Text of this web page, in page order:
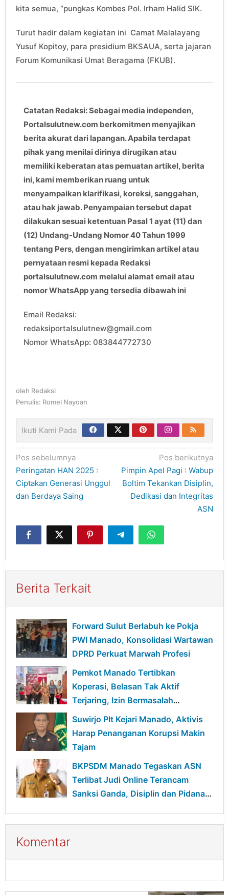
kita semua, “pungkas Kombes Pol. Irham Halid SIK.
Turut hadir dalam kegiatan ini Camat Malalayang
Yusuf Kopitoy, para presidium BKSAUA, serta jajaran
Forum Komunikasi Umat Beragama (FKUB).
Catatan Redaksi: Sebagai media independen,
Portalsulutnew.com berkomitmen menyajikan
berita akurat dari lapangan. Apabila terdapat
pihak yang menilai dirinya dirugikan atau
memiliki keberatan atas pemuatan artikel, berita
ini, kami memberikan ruang untuk
menyampaikan klarifikasi, koreksi, sanggahan,
atau hak jawab. Penyampaian tersebut dapat
dilakukan sesuai ketentuan Pasal 1 ayat (11) dan
(12) Undang-Undang Nomor 40 Tahun 1999
tentang Pers, dengan mengirimkan artikel atau
pernyataan resmi kepada Redaksi
portalsulutnew.com melalui alamat email atau
nomor WhatsApp yang tersedia dibawah ini
Email Redaksi:
redaksiportalsulutnew@gmail.com
Nomor WhatsApp: 083844772730
oleh Redaksi
Penulis: Romel Nayoan
Ikuti Kami Pada
Navigasi
pos
Pos sebelumnya
Peringatan HAN 2025 :
Ciptakan Generasi Unggul
dan Berdaya Saing
Pos berikutnya
Pimpin Apel Pagi : Wabup
Boltim Tekankan Disiplin,
Dedikasi dan Integritas
ASN
Berita Terkait
Forward Sulut Berlabuh ke Pokja
PWI Manado, Konsolidasi Wartawan
DPRD Perkuat Marwah Profesi
Pemkot Manado Tertibkan
Koperasi, Belasan Tak Aktif
Terjaring, Izin Bermasalah
Terancam Sanksi
Suwirjo Plt Kejari Manado, Aktivis
Harap Penanganan Korupsi Makin
Tajam
BKPSDM Manado Tegaskan ASN
Terlibat Judi Online Terancam
Sanksi Ganda, Disiplin dan Pidana
Komentar